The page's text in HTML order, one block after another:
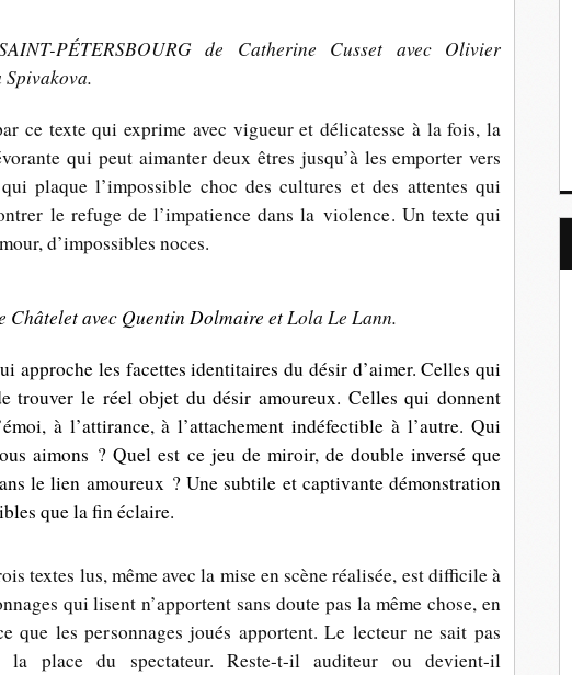
PÉTERSBOURG de Catherine Cusset avec Olivier
ce texte qui exprime avec vigueur et délicatesse à la fois, la
qui peut aimanter deux êtres jusqu’à les emporter vers
plaque l’impossible choc des cultures et des attentes qui
le refuge de l’impatience dans la violence. Un texte qui
d’impossibles noces.
Châtelet avec Quentin Dolmaire etLola Le Lann.
approche les facettes identitaires du désir d’aimer. Celles qui
trouver le réel objet du désir amoureux. Celles qui donnent
à l’attirance, à l’attachement indéfectible à l’autre. Qui
aimons ? Quel est ce jeu de miroir, de double inversé que
le lien amoureux ? Une subtile et captivante démonstration
que la fin éclaire.
textes lus, même avec la mise en scène réalisée, est difficile à
qui lisent n’apportent sans doute pas la même chose, en
que les personnages joués apportent. Le lecteur ne sait pas
place du spectateur. Reste-t-il auditeur ou devient-il